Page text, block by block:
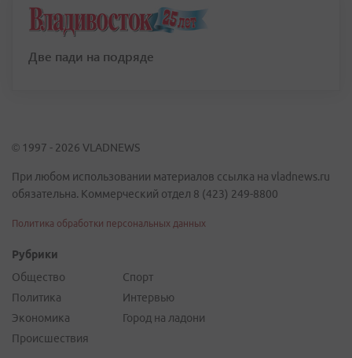
Две пади на подряде
© 1997 - 2026 VLADNEWS
При любом использовании материалов ссылка на vladnews.ru
обязательна. Коммерческий отдел 8 (423) 249-8800
Политика обработки персональных данных
Рубрики
Общество
Политика
Экономика
Происшествия
Спорт
Интервью
Город на ладони